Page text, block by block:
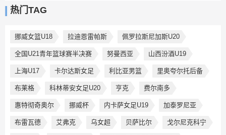
热门TAG
挪威女篮U18 拉迪恩雷帕斯 佩罗拉斯尼加斯U20
全国U21青年篮球赛半决赛 努曼西亚 山西汾酒U19
上海U17 卡尔达斯女足 利比亚男篮 里奥夸尔托后备
布莱格 科林蒂安女足U20 亨克 费尔南多
惠特彻奇奥尔 挪威杯 内卡萨女足U19 加泰罗尼亚
布雷瓦德 艾弗克 乌女超 贝萨比尔 戈尔尼克科宁